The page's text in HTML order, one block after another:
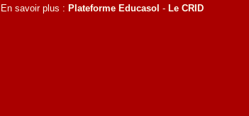
En savoir plus : Plateforme Educasol - Le CRID